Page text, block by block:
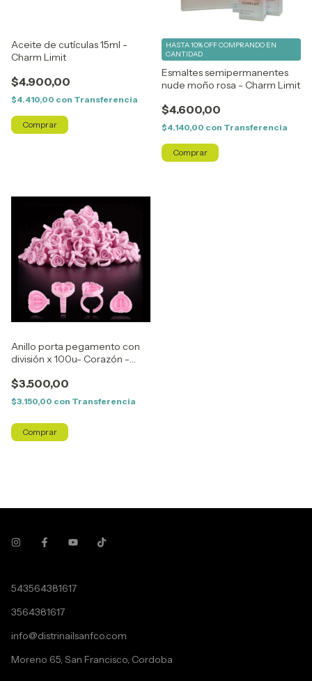
Aceite de cutículas 15ml -
Charm Limit
$4.900,00
$4.410,00 con Transferencia
Esmaltes semipermanentes
nude moño rosa - Charm Limit
$4.600,00
HASTA 10% OFFCOMPRANDO EN
CANTIDAD
$4.140,00 con Transferencia
Anillo porta pegamento con
división x 100u- Corazón -
$3.500,00
$3.150,00 con Transferencia
543564381617
3564381617
info@distrinailsanfco.com
Moreno 65, San Francisco, Cordoba